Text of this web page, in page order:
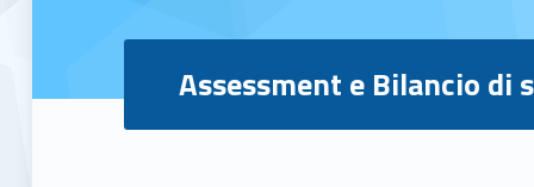
Assessment e Bilancio